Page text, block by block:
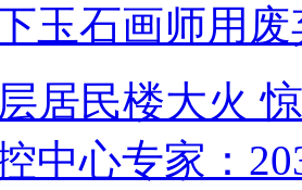
玉石画师用
居民楼大火
中心专家：